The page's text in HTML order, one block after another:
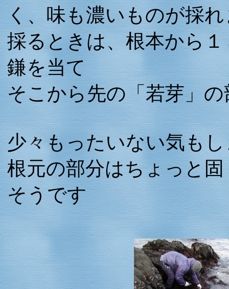
く、味も濃いものが採
採るときは、根本から
鎌を当て
そこから先の「若芽」
少々もったいない気も
根元の部分はちょっと
そうです